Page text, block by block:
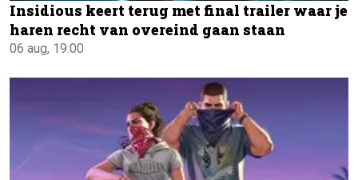
Insidious keert terug met final trailer waar je
haren recht van overeind gaan staan
06 aug, 19:00